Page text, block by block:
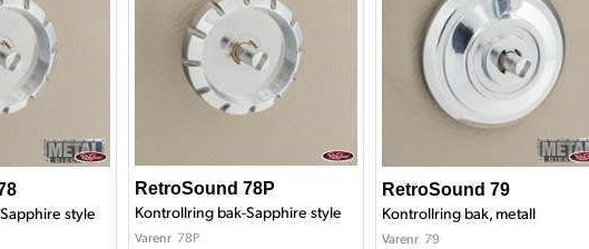
style
RetroSound 78P
Kontrollring bak-Sapphire style
Varenr 78P
RetroSound 79
Kontrollring bak, metall
Varenr 79